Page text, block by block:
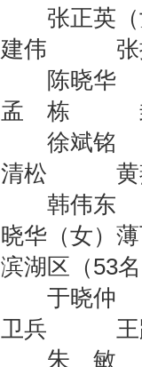
张正英
建伟 张
陈晓
孟 栋
徐斌
清松 黄
韩伟
晓华（女
滨湖区（53
于晓
卫兵 王
朱 敏